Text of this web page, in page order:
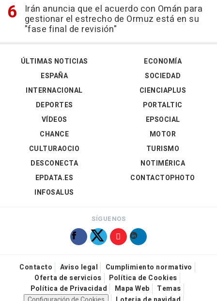
Irán anuncia que el acuerdo con Omán para
gestionar el estrecho de Ormuz está en su
"fase final de revisión"
ÚLTIMAS NOTICIAS
ESPAÑA
INTERNACIONAL
DEPORTES
VÍDEOS
ECONOMÍA
SOCIEDAD
CIENCIAPLUS
PORTALTIC
EPSOCIAL
CHANCE
CULTURAOCIO
DESCONECTA
EPDATA.ES
INFOSALUS
MOTOR
TURISMO
NOTIMÉRICA
CONTACTOPHOTO
SÍGUENOS
Contacto Aviso legal
Cumplimiento normativo
Oferta de servicios
Política de Cookies
Política de Privacidad
Mapa Web
Temas